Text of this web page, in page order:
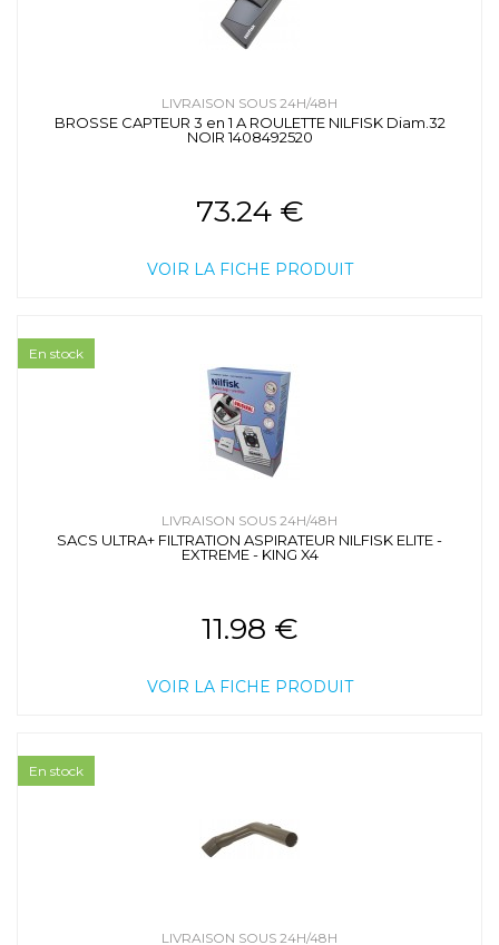
LIVRAISON SOUS 24H/48H
BROSSE CAPTEUR 3 en 1 A ROULETTE NILFISK Diam.32
NOIR 1408492520
73.24 €
VOIR LA FICHE PRODUIT
LIVRAISON SOUS 24H/48H
SACS ULTRA+ FILTRATION ASPIRATEUR NILFISK ELITE -
EXTREME - KING X4
11.98 €
VOIR LA FICHE PRODUIT
En stock
LIVRAISON SOUS 24H/48H
En stock